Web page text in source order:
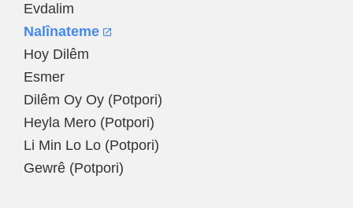
Evdalim
Nalînateme
Hoy Dilêm
Esmer
Dilêm Oy Oy (Potpori)
Heyla Mero (Potpori)
Li Min Lo Lo (Potpori)
Gewrê (Potpori)